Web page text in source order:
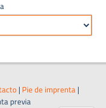
| Pie de imprenta |
previa